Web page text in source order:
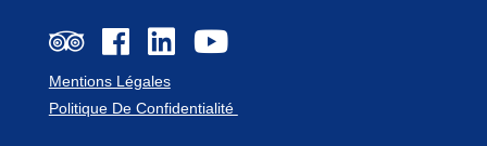
Mentions Légales
Politique De Confidentialité